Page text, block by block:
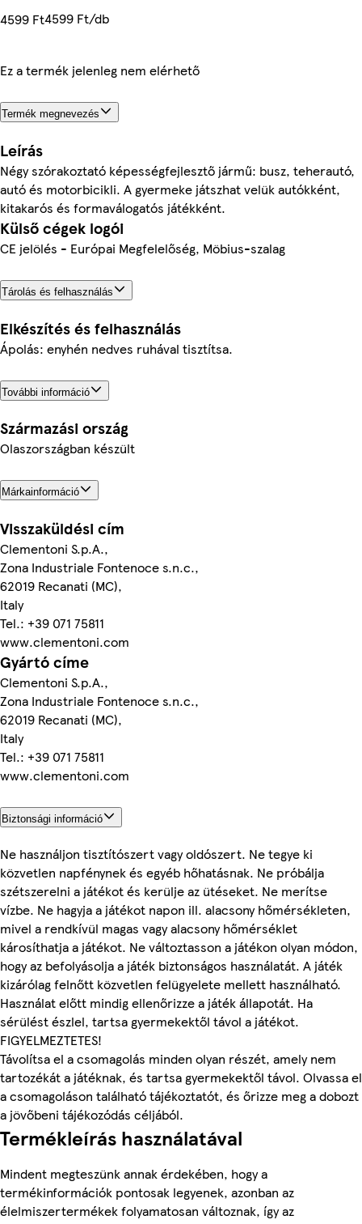
4599 Ft4599 Ft/db
Ez a termék jelenleg nem elérhető
Termék megnevezés
Leírás
Négy szórakoztató képességfejlesztő jármű: busz, teherautó,
autó és motorbicikli. A gyermeke játszhat velük autókként,
kitakarós és formaválogatós játékként.
Külső cégek logói
CE jelölés - Európai Megfelelőség, Möbius-szalag
Tárolás és felhasználás
Elkészítés és felhasználás
Ápolás: enyhén nedves ruhával tisztítsa.
További információ
Származási ország
Olaszországban készült
Márkainformáció
Visszaküldési cím
Clementoni S.p.A.,
Zona Industriale Fontenoce s.n.c.,
62019 Recanati (MC),
Italy
Tel.: +39 071 75811
www.clementoni.com
Gyártó címe
Clementoni S.p.A.,
Zona Industriale Fontenoce s.n.c.,
62019 Recanati (MC),
Italy
Tel.: +39 071 75811
www.clementoni.com
Biztonsági információ
Ne használjon tisztítószert vagy oldószert. Ne tegye ki
közvetlen napfénynek és egyéb hőhatásnak. Ne próbálja
szétszerelni a játékot és kerülje az ütéseket. Ne merítse
vízbe. Ne hagyja a játékot napon ill. alacsony hőmérsékleten,
mivel a rendkívül magas vagy alacsony hőmérséklet
károsíthatja a játékot. Ne változtasson a játékon olyan módon,
hogy az befolyásolja a játék biztonságos használatát. A játék
kizárólag felnőtt közvetlen felügyelete mellett használható.
Használat előtt mindig ellenőrizze a játék állapotát. Ha
sérülést észlel, tartsa gyermekektől távol a játékot.
FIGYELMEZTETES!
Távolítsa el a csomagolás minden olyan részét, amely nem
tartozékát a játéknak, és tartsa gyermekektől távol. Olvassa el
a csomagoláson található tájékoztatót, és őrizze meg a dobozt
a jövőbeni tájékozódás céljából.
Termékleírás használatával
Mindent megteszünk annak érdekében, hogy a
termékinformációk pontosak legyenek, azonban az
élelmiszertermékek folyamatosan változnak, így az